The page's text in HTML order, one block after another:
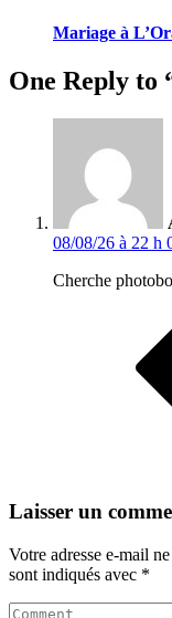
Mariage à
One Reply to
08/08/26 à 22 h
Cherche
Laisser un
Votre adresse e-mail
sont indiqués avec *